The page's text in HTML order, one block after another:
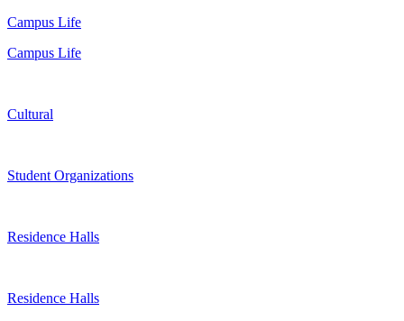
Campus Life
Campus Life
Cultural
Student Organizations
Residence Halls
Residence Halls